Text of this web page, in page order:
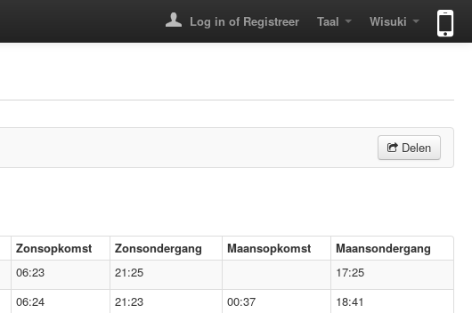
Log in of Registreer Taal Wisuki
Delen
Zonsopkomst Zonsondergang Maansopkomst
Maansondergang
06:23 21:25
17:25
06:24 21:23 00:37
18:41